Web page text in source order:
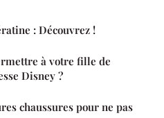
: Découvrez !
à votre fille de
Disney ?
chaussures pour ne pas